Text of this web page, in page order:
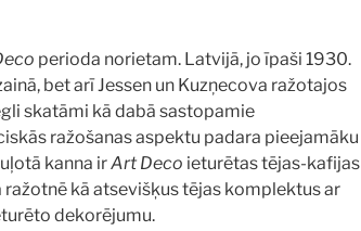
perioda norietam. Latvijā, jo īpaši 1930.
bet arī Jessen un Kuzņecova ražotajos
skatāmi kā dabā sastopamie
ražošanas aspektu padara pieejamāku
kanna irArt Deco ieturētas tējas-kafijas
kā atsevišķus tējas komplektus ar
dekorējumu.